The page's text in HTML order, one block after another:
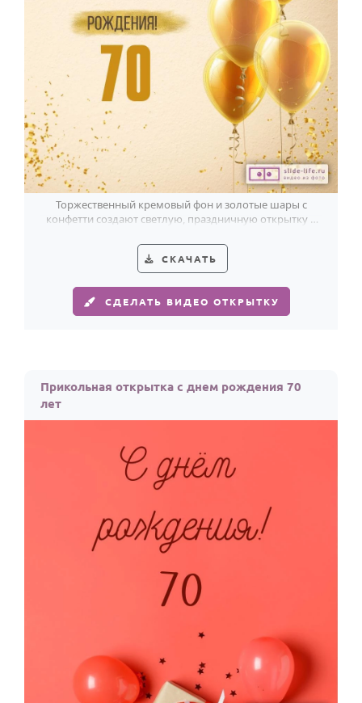
Торжественный кремовый фон и золотые шары с
конфетти создают светлую, праздничную открытку к
СКАЧАТЬ
СДЕЛАТЬ ВИДЕО ОТКРЫТКУ
Прикольная открытка с днем рождения 70
лет